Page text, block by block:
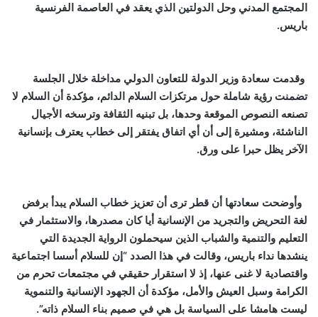
المجتمع المدني وحل الدولتين الذي يعقد في العاصمة الفرنسية
باريس.
وقدمت سعادة وزير الدولة للتعاون الدولي مداخلة خلال الجلسة
تضمنت رؤية شاملة حول مرتكزات السلام الدائم، مؤكدة أن السلام لا
تصنعه النصوص الموقعة وحدها، بل تبنيه الثقافة وترسخه الأجيال
الناشئة، ومشيرة إلى أن أي اتفاق يفتقر إلى خطاب يعترف بإنسانية
الآخر يظل حبرا على ورق.
وأوضحت سعادتها أن قطر ترى أن تعزيز خطاب السلام يبدأ برفض
لغة التحريض والتجريد من الإنسانية أيا كان مصدرها، والاستثمار في
التعليم والتنمية والشباب الذين سيحملون الرواية الجديدة التي
ينشدها نداء باريس، وقالت في هذا الصدد “إن للسلام أسسا اجتماعية
واقتصادية لا غنى عنها، إذ لا استقرار حقيقي في مجتمعات تحرم من
الكرامة وسبل العيش والأمل، مؤكدة أن الجهود الإنسانية والتنموية
ليست هامشا على السياسة بل هي في صميم بناء السلام ذاته”.